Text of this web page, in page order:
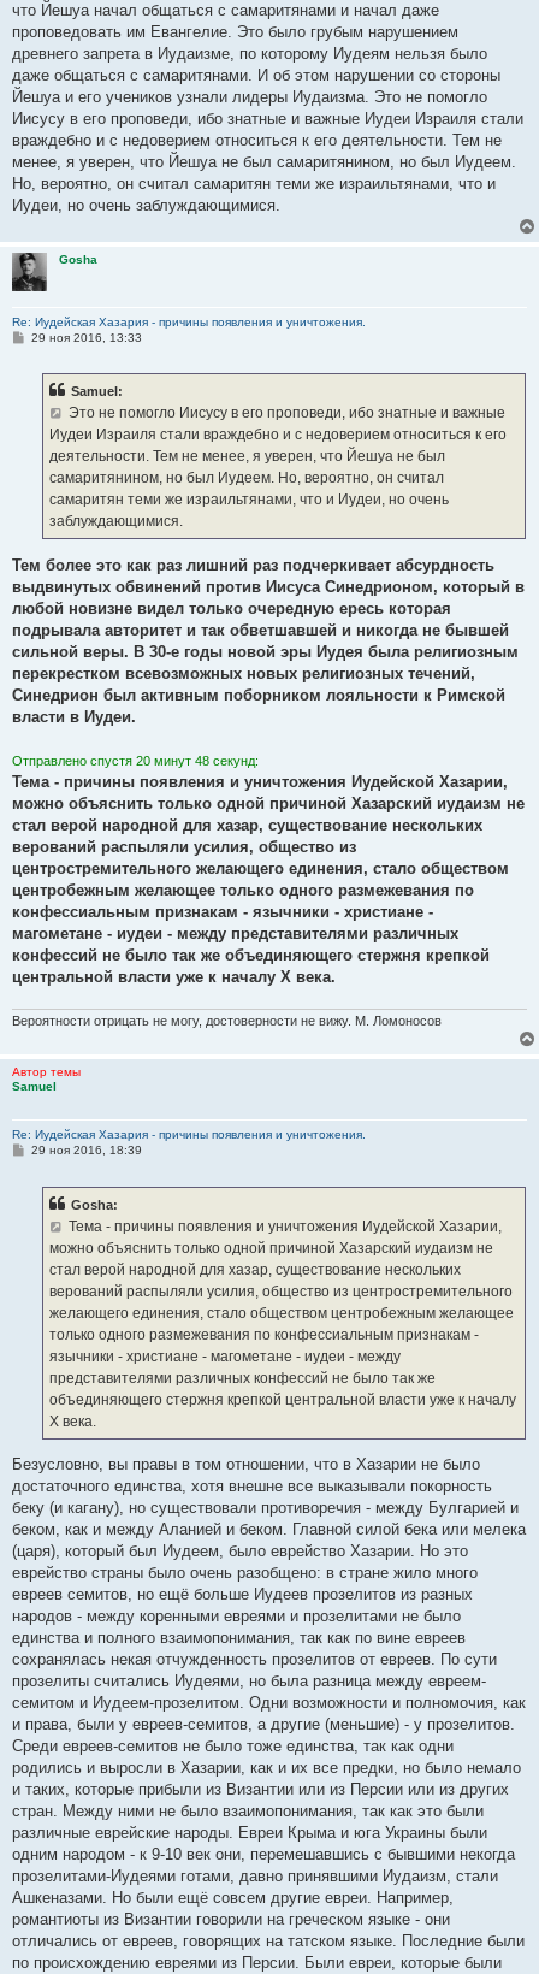
что Йешуа начал общаться с самаритянами и начал даже
проповедовать им Евангелие. Это было грубым нарушением
древнего запрета в Иудаизме, по которому Иудеям нельзя было
даже общаться с самаритянами. И об этом нарушении со стороны
Йешуа и его учеников узнали лидеры Иудаизма. Это не помогло
Иисусу в его проповеди, ибо знатные и важные Иудеи Израиля стали
враждебно и с недоверием относиться к его деятельности. Тем не
менее, я уверен, что Йешуа не был самаритянином, но был Иудеем.
Но, вероятно, он считал самаритян теми же израильтянами, что и
Иудеи, но очень заблуждающимися.
Gosha
Re: Иудейская Хазария - причины появления и уничтожения.
С29 ноя 2016, 13:33
Samuel:
Это не помогло Иисусу в его проповеди, ибо знатные и важные
Иудеи Израиля стали враждебно и с недоверием относиться к его
деятельности. Тем не менее, я уверен, что Йешуа не был
самаритянином, но был Иудеем. Но, вероятно, он считал
самаритян теми же израильтянами, что и Иудеи, но очень
заблуждающимися.
Тем более это как раз лишний раз подчеркивает абсурдность
выдвинутых обвинений против Иисуса Синедрионом, который в
любой новизне видел только очередную ересь которая
подрывала авторитет и так обветшавшей и никогда не бывшей
сильной веры. В 30-е годы новой эры Иудея была религиозным
перекрестком всевозможных новых религиозных течений,
Синедрион был активным поборником лояльности к Римской
власти в Иудеи.
Отправлено спустя 20 минут 48 секунд:
Тема - причины появления и уничтожения Иудейской Хазарии,
можно объяснить только одной причиной Хазарский иудаизм не
стал верой народной для хазар, существование нескольких
верований распыляли усилия, общество из
центростремительного желающего единения, стало обществом
центробежным желающее только одного размежевания по
конфессиальным признакам - язычники - христиане -
магометане - иудеи - между представителями различных
конфессий не было так же объединяющего стержня крепкой
центральной власти уже к началу Х века.
Вероятности отрицать не могу, достоверности не вижу. М. Ломоносов
Автор темы
Samuel
Re: Иудейская Хазария - причины появления и уничтожения.
С29 ноя 2016, 18:39
Gosha:
Тема - причины появления и уничтожения Иудейской Хазарии,
можно объяснить только одной причиной Хазарский иудаизм не
стал верой народной для хазар, существование нескольких
верований распыляли усилия, общество из центростремительного
желающего единения, стало обществом центробежным желающее
только одного размежевания по конфессиальным признакам -
язычники - христиане - магометане - иудеи - между
представителями различных конфессий не было так же
объединяющего стержня крепкой центральной власти уже к началу
Х века.
Безусловно, вы правы в том отношении, что в Хазарии не было
достаточного единства, хотя внешне все выказывали покорность
беку (и кагану), но существовали противоречия - между Булгарией и
беком, как и между Аланией и беком. Главной силой бека или мелека
(царя), который был Иудеем, было еврейство Хазарии. Но это
еврейство страны было очень разобщено: в стране жило много
евреев семитов, но ещё больше Иудеев прозелитов из разных
народов - между коренными евреями и прозелитами не было
единства и полного взаимопонимания, так как по вине евреев
сохранялась некая отчужденность прозелитов от евреев. По сути
прозелиты считались Иудеями, но была разница между евреем-
семитом и Иудеем-прозелитом. Одни возможности и полномочия, как
и права, были у евреев-семитов, а другие (меньшие) - у прозелитов.
Среди евреев-семитов не было тоже единства, так как одни
родились и выросли в Хазарии, как и их все предки, но было немало
и таких, которые прибыли из Византии или из Персии или из других
стран. Между ними не было взаимопонимания, так как это были
различные еврейские народы. Евреи Крыма и юга Украины были
одним народом - к 9-10 век они, перемешавшись с бывшими некогда
прозелитами-Иудеями готами, давно принявшими Иудаизм, стали
Ашкеназами. Но были ещё совсем другие евреи. Например,
романтиоты из Византии говорили на греческом языке - они
отличались от евреев, говорящих на татском языке. Последние были
по происхождению евреями из Персии. Были евреи, которые были